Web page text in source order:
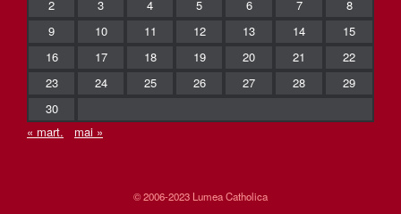
2
3 4 5 6 7
8
9
10 11 12 13 14
15
16
17 18 19 20 21
22
23
24 25 26 27 28
29
30
« mart.
mai »
© 2006-2023 Lumea Catholica